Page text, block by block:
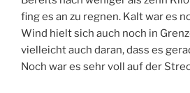
fing es an zu regnen. Kalt war es
Wind hielt sich auch noch in
vielleicht auch daran, dass es
Noch war es sehr voll auf der